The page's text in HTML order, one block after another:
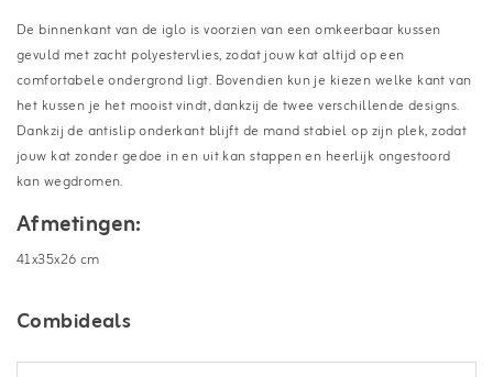
De binnenkant van de iglo is voorzien van een omkeerbaar kussen
gevuld met zacht polyestervlies, zodat jouw kat altijd op een
comfortabele ondergrond ligt. Bovendien kun je kiezen welke kant van
het kussen je het mooist vindt, dankzij de twee verschillende designs.
Dankzij de antislip onderkant blijft de mand stabiel op zijn plek, zodat
jouw kat zonder gedoe in en uit kan stappen en heerlijk ongestoord
kan wegdromen.
Afmetingen:
41x35x26 cm
Combideals